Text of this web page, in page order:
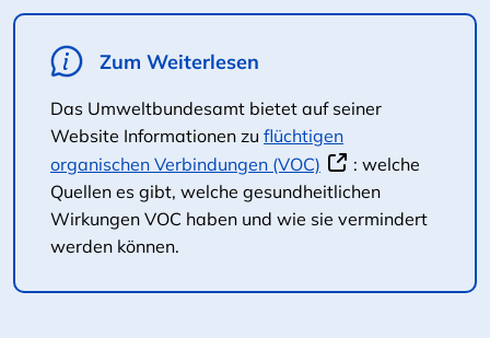
Zum Weiterlesen
Das Umweltbundesamt bietet auf seiner
Website Informationen zu flüchtigen
organischen Verbindungen (VOC)
: welche
Quellen es gibt, welche gesundheitlichen
Wirkungen VOC haben und wie sie vermindert
werden können.